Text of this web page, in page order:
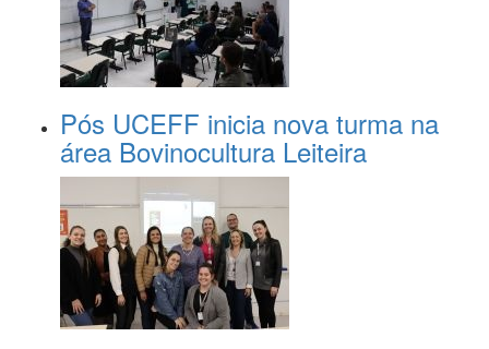
Pós UCEFF inicia nova turma na
área Bovinocultura Leiteira